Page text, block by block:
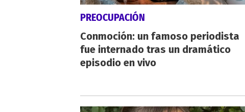
PREOCUPACIÓN
Conmoción: un famoso periodista
fue internado tras un dramático
episodio en vivo